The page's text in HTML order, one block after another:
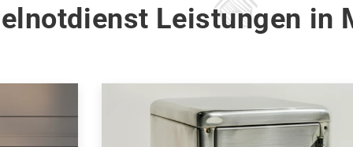
Leistungen in